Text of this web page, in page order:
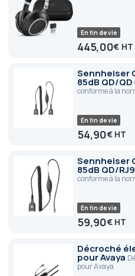
En fin de vie
445,00€
Sennheiser
85dB QD/QD
conforme à la
En fin de vie
54,90€
Sennheiser
85dB QD/RJ9
conforme à la
En fin de vie
59,90€
Décroché
pour Avaya
pour Avaya